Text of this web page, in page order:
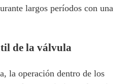
largos períodos con una
de la válvula
la operación dentro de los